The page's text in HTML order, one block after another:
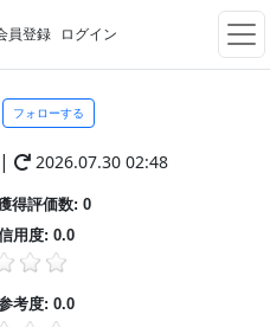
員登録 ログイン
フォローする
| 2026.07.30 02:48
得評価数: 0
用度: 0.0
考度: 0.0